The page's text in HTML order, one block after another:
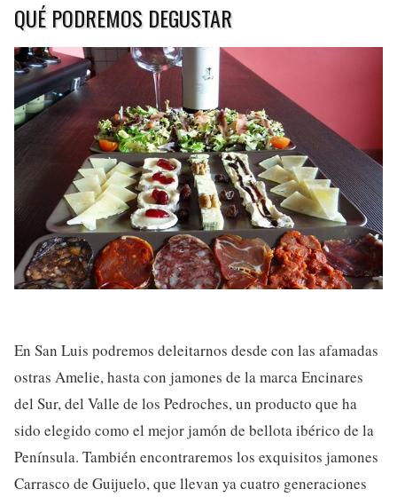
QUÉ PODREMOS DEGUSTAR
En San Luis podremos deleitarnos desde con las afamadas
ostras Amelie, hasta con jamones de la marca Encinares
del Sur, del Valle de los Pedroches, un producto que ha
sido elegido como el mejor jamón de bellota ibérico de la
Península. También encontraremos los exquisitos jamones
Carrasco de Guijuelo, que llevan ya cuatro generaciones